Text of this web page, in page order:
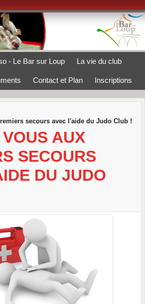
Judo et Taiso - Le Bar sur Loup La vie du club
Contact et Plan Inscriptions
secours avec l'aide du Judo Club !
AUX
SECOURS
DU JUDO